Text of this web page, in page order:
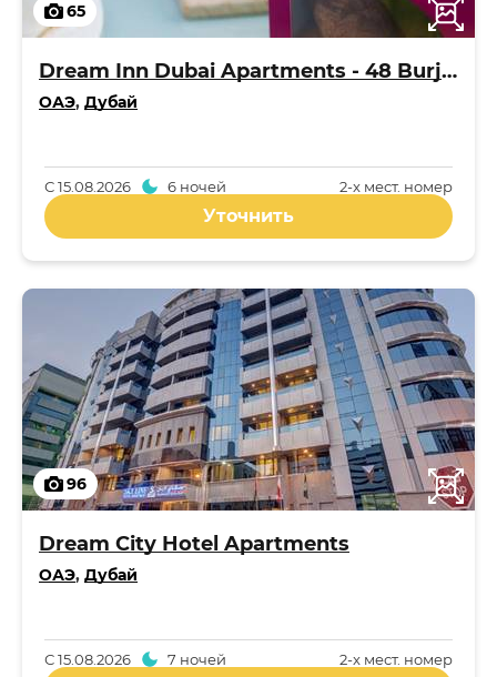
65
Dream Inn Dubai Apartments - 48 Burj Gate
ОАЭ, Дубай
2-x мест. номер
С15.08.2026 6 ночей
Уточнить
96
Dream City Hotel Apartments
ОАЭ, Дубай
2-x мест. номер
С15.08.2026 7 ночей